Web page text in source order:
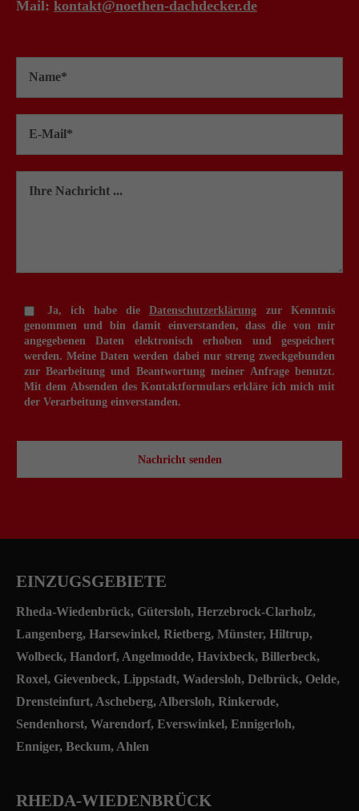
Mail: kontakt@noethen-dachdecker.de
Ja, ich habe die Datenschutzerklärung zur Kenntnis
genommen und bin damit einverstanden, dass die von mir
angegebenen Daten elektronisch erhoben und gespeichert
werden. Meine Daten werden dabei nur streng zweckgebunden
zur Bearbeitung und Beantwortung meiner Anfrage benutzt.
Mit dem Absenden des Kontaktformulars erkläre ich mich mit
der Verarbeitung einverstanden.
Nachricht senden
EINZUGSGEBIETE
Rheda-Wiedenbrück, Gütersloh, Herzebrock-Clarholz,
Langenberg, Harsewinkel, Rietberg, Münster, Hiltrup,
Wolbeck, Handorf, Angelmodde, Havixbeck, Billerbeck,
Roxel, Gievenbeck, Lippstadt, Wadersloh, Delbrück, Oelde,
Drensteinfurt, Ascheberg, Albersloh, Rinkerode,
Sendenhorst, Warendorf, Everswinkel, Ennigerloh,
Enniger, Beckum, Ahlen
RHEDA-WIEDENBRÜCK